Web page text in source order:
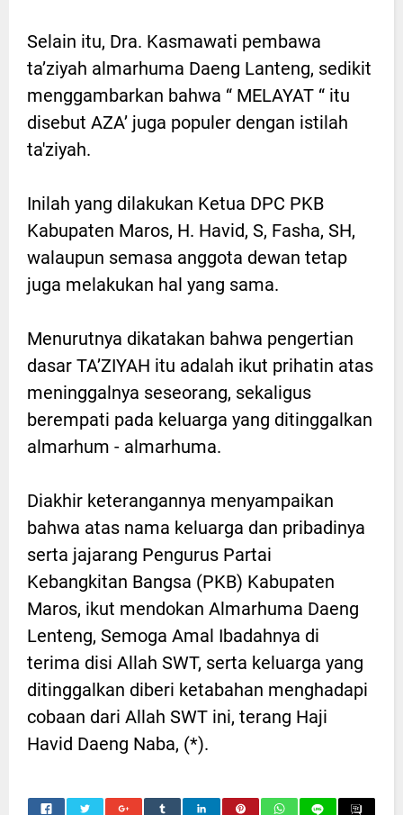
Selain itu, Dra. Kasmawati pembawa
ta’ziyah almarhuma Daeng Lanteng, sedikit
menggambarkan bahwa “ MELAYAT “ itu
disebut AZA’ juga populer dengan istilah
ta'ziyah.
Inilah yang dilakukan Ketua DPC PKB
Kabupaten Maros, H. Havid, S, Fasha, SH,
walaupun semasa anggota dewan tetap
juga melakukan hal yang sama.
Menurutnya dikatakan bahwa pengertian
dasar TA’ZIYAH itu adalah ikut prihatin atas
meninggalnya seseorang, sekaligus
berempati pada keluarga yang ditinggalkan
almarhum - almarhuma.
Diakhir keterangannya menyampaikan
bahwa atas nama keluarga dan pribadinya
serta jajarang Pengurus Partai
Kebangkitan Bangsa (PKB) Kabupaten
Maros, ikut mendokan Almarhuma Daeng
Lenteng, Semoga Amal Ibadahnya di
terima disi Allah SWT, serta keluarga yang
ditinggalkan diberi ketabahan menghadapi
cobaan dari Allah SWT ini, terang Haji
Havid Daeng Naba, (*).